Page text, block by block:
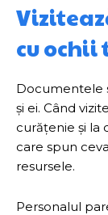
cu ochii
Documentele
și ei. Când
curățenie și la
care spun
resursele.
Personalul